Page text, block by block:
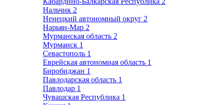
Нальчик 2
Ненецкий автономный округ 2
Нарьян-Мар 2
Мурманская область 2
Мурманск 1
Севастополь 1
Еврейская автономная область 1
Биробиджан 1
Павлодарская область 1
Павлодар 1
Чувашская Республика 1